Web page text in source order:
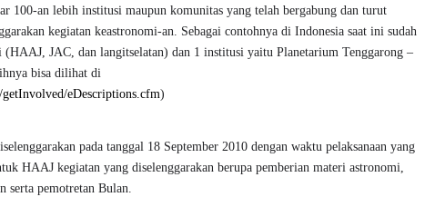
100-an lebih institusi maupun komunitas yang telah bergabung dan turut
kegiatan keastronomi-an. Sebagai contohnya di Indonesia saat ini sudah
JAC, dan langitselatan) dan 1 institusi yaitu Planetarium Tenggarong –
bisa dilihat di
eDescriptions.cfm)
pada tanggal 18 September 2010 dengan waktu pelaksanaan yang
HAAJ kegiatan yang diselenggarakan berupa pemberian materi astronomi,
serta pemotretan Bulan.